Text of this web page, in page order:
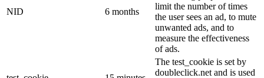
NID 6 months
limit the number of times
the user sees an ad, to mute
unwanted ads, and to
measure the effectiveness
of ads.
The test_cookie is set by
doubleclick.net and is used